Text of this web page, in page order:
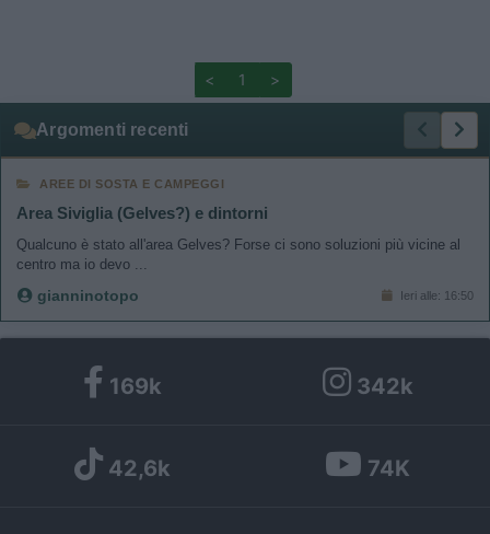
< 1 >
Argomenti recenti
AREE DI SOSTA E CAMPEGGI
Area Siviglia (Gelves?) e dintorni
Qualcuno è stato all'area Gelves? Forse ci sono soluzioni più vicine al
centro ma io devo ...
gianninotopo Ieri alle: 16:50
169k 342k
42,6k 74K